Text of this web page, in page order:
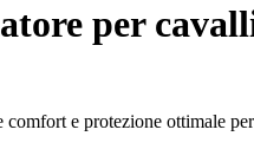
per
e protezione ottimale